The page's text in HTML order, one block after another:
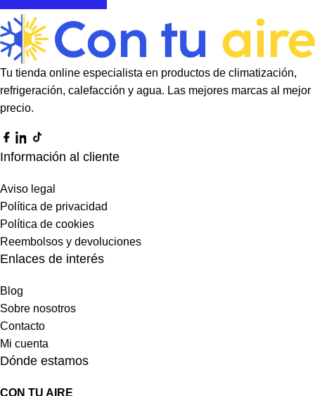
Tu tienda online especialista en productos de climatización,
refrigeración, calefacción y agua. Las mejores marcas al mejor
precio.
Información al cliente
Aviso legal
Política de privacidad
Política de cookies
Reembolsos y devoluciones
Enlaces de interés
Blog
Sobre nosotros
Contacto
Mi cuenta
Dónde estamos
CON TU AIRE